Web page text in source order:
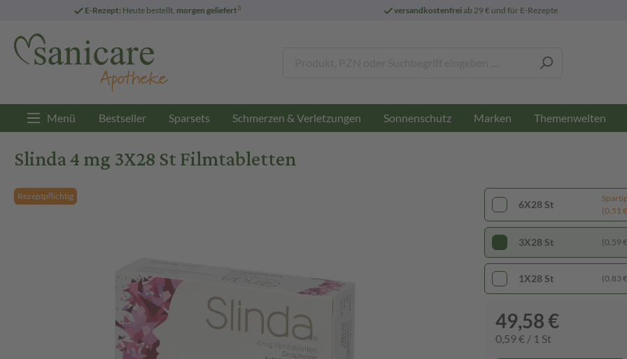
E-Rezept: Heute bestellt, morgen geliefert3 versandkostenfreiab 29 € und für E-Rezepte
Menü Bestseller Sparsets Schmerzen & Verletzungen Sonnenschutz Marken Themenwelten
Slinda 4 mg 3X28 St Filmtabletten
Rezeptpflichtig
6X28 St
(0,51
3X28 St (0,59
1X28 St (0,83
49,58 €
0,59 € / 1 St